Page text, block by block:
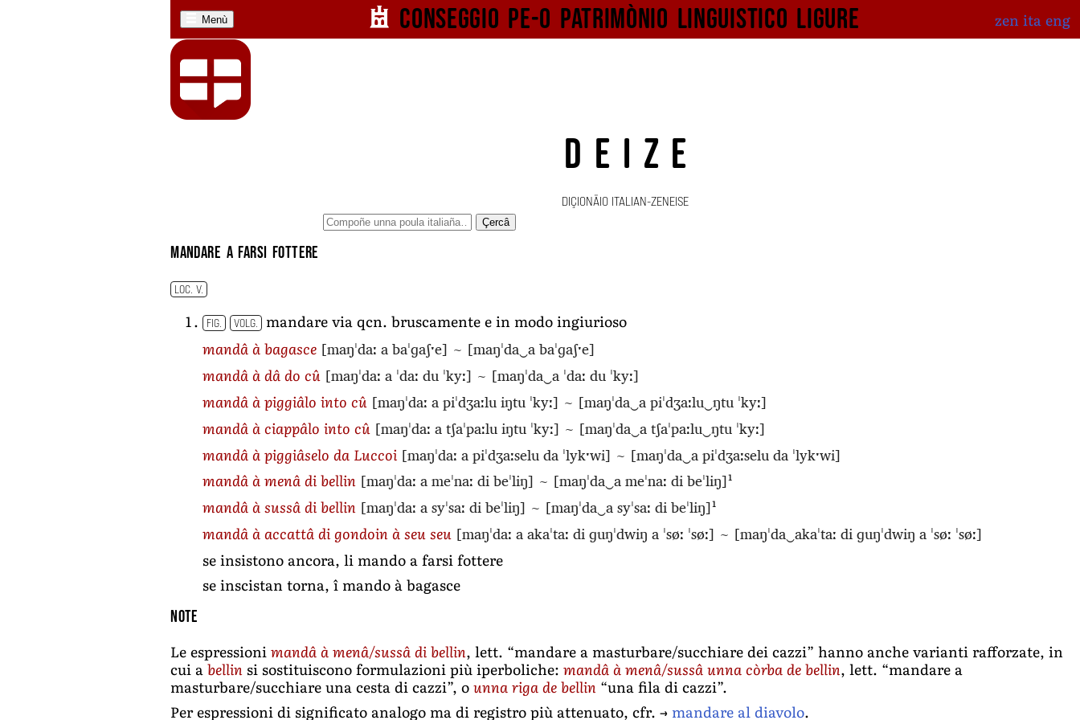
Menù Conseggio pe-o patrimònio linguistico ligure zen ita eng
DEIZE
DIÇIONÄIO ITALIAN-ZENEISE
Çercâ
mandare a farsi fottere
LOC. V.
FIG. VOLG.
mandare via qcn. bruscamente e in modo ingiurioso
mandâ à bagasce [maŋˈdaː a baˈɡaʃˑe] ~ [maŋˈda‿a baˈɡaʃˑe]
mandâ à dâ do cû [maŋˈdaː a ˈdaː du ˈkyː] ~ [maŋˈda‿a ˈdaː du ˈkyː]
mandâ à piggiâlo into cû [maŋˈdaː a piˈdʒaːlu iŋtu ˈkyː] ~ [maŋˈda‿a piˈdʒaːlu‿ŋtu ˈkyː]
mandâ à ciappâlo into cû [maŋˈdaː a tʃaˈpaːlu iŋtu ˈkyː] ~ [maŋˈda‿a tʃaˈpaːlu‿ŋtu ˈkyː]
mandâ à piggiâselo da Luccoi [maŋˈdaː a piˈdʒaːselu da ˈlykˑwi] ~ [maŋˈda‿a piˈdʒaːselu da ˈlykˑwi]
mandâ à menâ di bellin [maŋˈdaː a meˈnaː di beˈliŋ] ~ [maŋˈda‿a meˈnaː di beˈliŋ]1
mandâ à sussâ di bellin [maŋˈdaː a syˈsaː di beˈliŋ] ~ [maŋˈda‿a syˈsaː di beˈliŋ]1
mandâ à accattâ di gondoin à seu seu [maŋˈdaː a akaˈtaː di ɡuŋˈdwiŋ a ˈsøː ˈsøː] ~ [maŋˈda‿akaˈtaː di ɡuŋˈdwiŋ a ˈsøː ˈsøː]
se insistono ancora, li mando a farsi fottere
se inscistan torna, î mando à bagasce
Note
Le espressionimandâ à menâ/sussâ di bellin, lett. “mandare a masturbare/succhiare dei cazzi” hanno anche varianti rafforzate, in
cui abellin si sostituiscono formulazioni più iperboliche:mandâ à menâ/sussâ unna còrba de bellin, lett. “mandare a
masturbare/succhiare una cesta di cazzi”, ounna riga de bellin “una fila di cazzi”.
Per espressioni di significato analogo ma di registro più attenuato, cfr. → mandare al diavolo.